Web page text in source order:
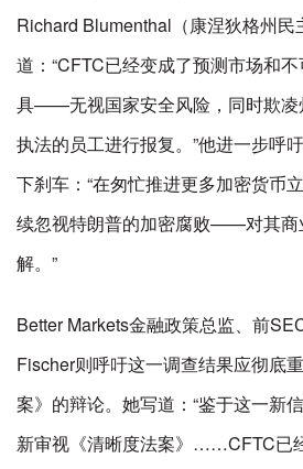
Richard Blumenthal（康涅狄格州民
道：“CFTC已经变成了预测市场和
具——无视国家安全风险，同时欺凌
执法的员工进行报复。”他进一步呼
下刹车：“在匆忙推进更多加密货币
续忽视特朗普的加密腐败——对其商
解。”
Better Markets金融政策总监、前
Fischer则呼吁这一调查结果应彻底
案》的辩论。她写道：“鉴于这一新
新审视《清晰度法案》……CFTC已